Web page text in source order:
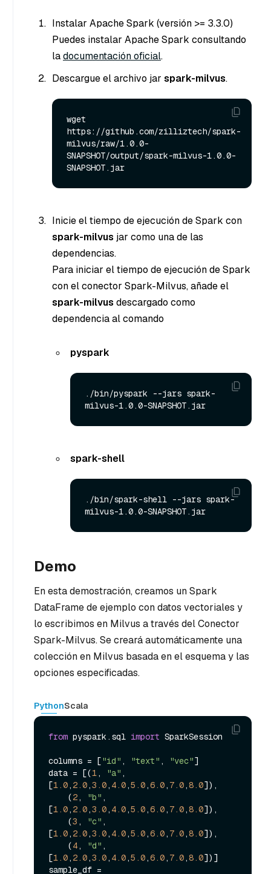
Instalar Apache Spark (versión >= 3.3.0)
Puedes instalar Apache Spark consultando
ladocumentación oficial.
Descargue el archivo jar spark-milvus.
wget
https://github.com/zilliztech/spark-
milvus/raw/1.0.0-
SNAPSHOT/output/spark-milvus-1.0.0-
Inicie el tiempo de ejecución de Spark con
spark-milvus jar como una de las
dependencias.
Para iniciar el tiempo de ejecución de Spark
con el conector Spark-Milvus, añade el
spark-milvus descargado como
dependencia al comando
pyspark
./bin/pyspark --jars spark-
spark-shell
./bin/spark-shell --jars spark-
Demo
En esta demostración, creamos un Spark
DataFrame de ejemplo con datos vectoriales y
lo escribimos en Milvus a través del Conector
Spark-Milvus. Se creará automáticamente una
colección en Milvus basada en el esquema y las
opciones especificadas.
PythonScala
from pyspark.sql import SparkSession
columns = ["id" , "text" , "vec"]
data = [(1 , "a" ,
[1.0 , 2.0 ,3.0 , 4.0 ,5.0 ,6.0 , 7.0 ,8.0]),
    (
2 , "b" ,
[1.0 , 2.0 ,3.0 , 4.0 ,5.0 ,6.0 , 7.0 ,8.0]),
    (
3 , "c" ,
[1.0 , 2.0 ,3.0 , 4.0 ,5.0 ,6.0 , 7.0 ,8.0]),
    (
4 , "d" ,
[1.0 , 2.0 ,3.0 , 4.0 ,5.0 ,6.0 , 7.0 ,8.0])]
sample_df =